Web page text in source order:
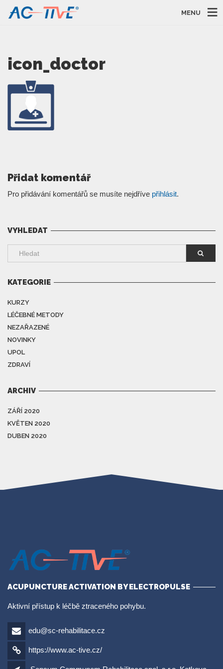
MENU
icon_doctor
Přidat komentář
Pro přidávání komentářů se musíte nejdříve přihlásit.
VYHLEDAT
KATEGORIE
KURZY
LÉČEBNÉ METODY
NEZAŘAZENÉ
NOVINKY
UPOL
ZDRAVÍ
ARCHIV
ZÁŘÍ 2020
KVĚTEN 2020
DUBEN 2020
ACUPUNCTURE ACTIVATION BY ELECTROPULSE
Aktivní přístup k léčbě ztraceného pohybu.
edu@sc-rehabilitace.cz
https://www.ac-tive.cz/